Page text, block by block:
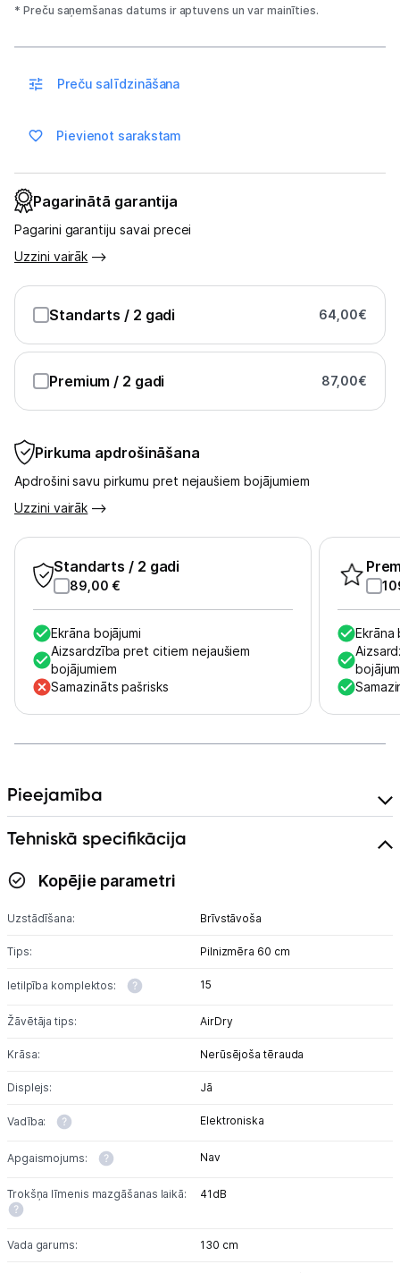
Skaistumkopšana
Vēlmju saraksts
Tehnikas izvešana
Tet pakalpojumi
Kontakti
Informācija
* Preču saņemšanas datums ir aptuvens un var mainīties.
Preču salīdzināšana
Pievienot sarakstam
Pirkuma apdrošināšana
Apdrošini savu pirkumu pret nejaušiem bojājumiem
Uzzini vairāk
Standarts / 2 gadi
89,00 €
Ekrāna bojājumi
Aizsardzība pret citiem nejaušiem
bojājumiem
Samazināts pašrisks
Ekrāna
Pagarinātā garantija
Pagarini garantiju savai precei
Uzzini vairāk
Standarts / 2 gadi 64,00€
Premium / 2 gadi 87,00€
Pieejamība
Tehniskā specifikācija
Kopējie parametri
Uzstādīšana: Brīvstāvoša
Tips: Pilnizmēra 60 cm
Ietilpība komplektos: 15
Žāvētāja tips: AirDry
Krāsa: Nerūsējoša tērauda
Displejs: Jā
Vadība: Elektroniska
Apgaismojums: Nav
Trokšņa līmenis mazgāšanas laikā: 41dB
Vada garums: 130 cm